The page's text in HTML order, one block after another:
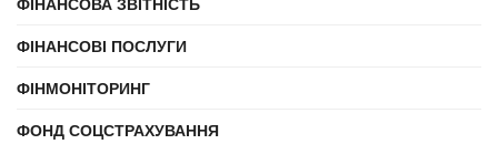
ФІНАНСОВІ ПОСЛУГИ
ФІНМОНІТОРИНГ
ФОНД СОЦСТРАХУВАННЯ